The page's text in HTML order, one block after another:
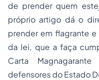
de prender quem
próprio artigo dá o
prender em flagrante
da lei, que a faça
Carta
defensores do Estado